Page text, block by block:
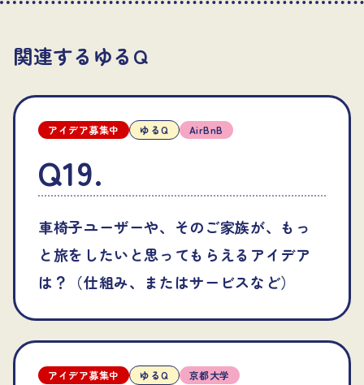
関連するゆるQ
アイデア募集中 ゆるQ AirBnB
Q19.
車椅子ユーザーや、そのご家族が、もっ
と旅をしたいと思ってもらえるアイデア
は？（仕組み、またはサービスなど）
アイデア募集中 ゆるQ 京都大学